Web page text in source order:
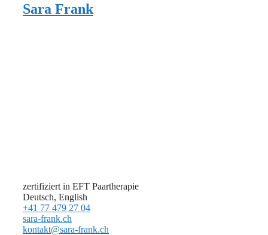
Sara Frank
zertifiziert in EFT Paartherapie
Deutsch, English
+41 77 479 27 04
sara-frank.ch
kontakt@sara-frank.ch